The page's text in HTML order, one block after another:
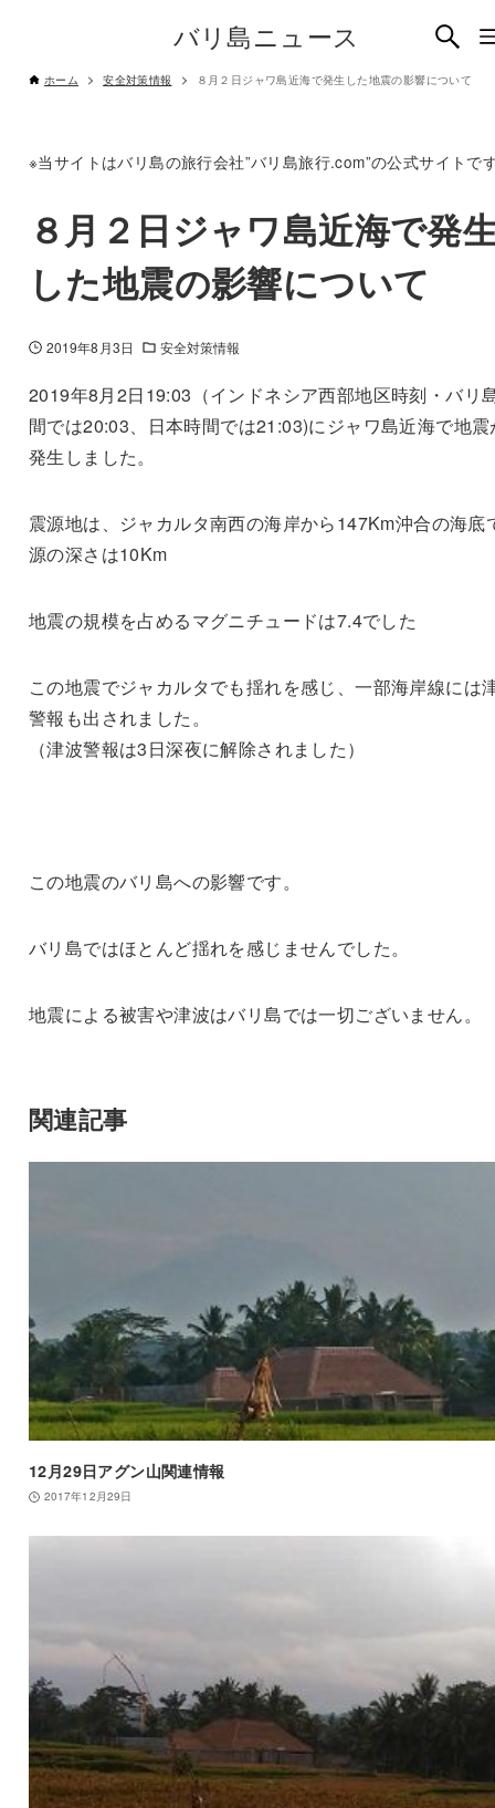
バリ島ニュース
ホーム 安全対策情報 ８月２日ジャワ島近海で発生した地震の影響について
※当サイトはバリ島の旅行会社”バリ島旅行.com”の公式サイトで
８月２日ジャワ島近海で発
した地震の影響について
2019年8月3日 安全対策情報
2019年8月2日19:03（インドネシア西部地区時刻・バリ
間では20:03、日本時間では21:03)にジャワ島近海で地震
発生しました。
震源地は、ジャカルタ南西の海岸から147Km沖合の海底
源の深さは10Km
地震の規模を占めるマグニチュードは7.4でした
この地震でジャカルタでも揺れを感じ、一部海岸線には
警報も出されました。
（津波警報は3日深夜に解除されました）
この地震のバリ島への影響です。
バリ島ではほとんど揺れを感じませんでした。
地震による被害や津波はバリ島では一切ございません。
関連記事
12月29日アグン山関連情報
2017年12月29日